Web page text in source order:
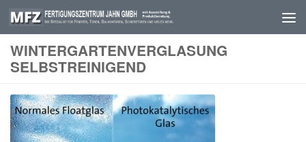
Skip to content
WINTERGARTENVERGLASUNG
SELBSTREINIGEND